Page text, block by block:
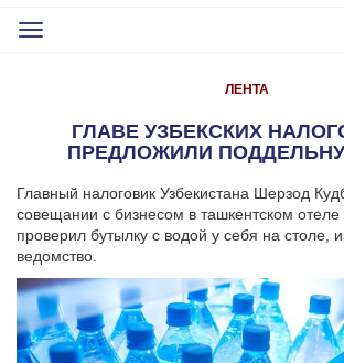
Toggle
ЛЕНТА
ГЛАВЕ УЗБЕКСКИХ
ПРЕДЛОЖИЛИ
Главный налоговик Узбекистана Шерзод
совещании с бизнесом в ташкентском
проверил бутылку с водой у себя на столе,
ведомство.